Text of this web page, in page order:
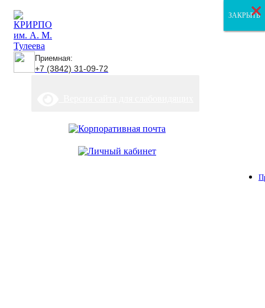
Приемная:
+7 (3842) 31-09-72
ЗАКРЫТЬ
ЗАКРЫТЬ
ЗАКРЫТЬ
×
×
×